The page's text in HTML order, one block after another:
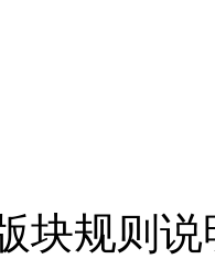
块规则